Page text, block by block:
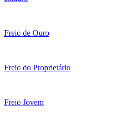
Freio de Ouro
Freio do Proprietário
Freio Jovem